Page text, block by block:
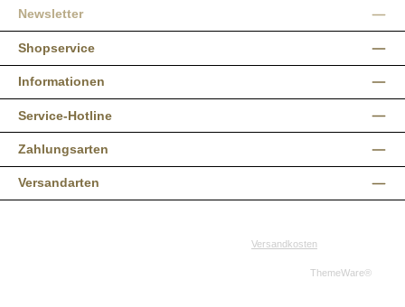
Newsletter
Shopservice
Informationen
Service-Hotline
Zahlungsarten
Versandarten
Versandkosten
ThemeWare®